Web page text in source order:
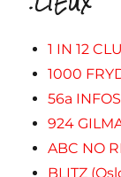
1 IN 12
1000
56a
924
ABC NO
BLITZ